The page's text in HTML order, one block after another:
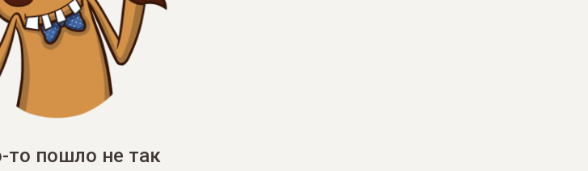
то пошло не так